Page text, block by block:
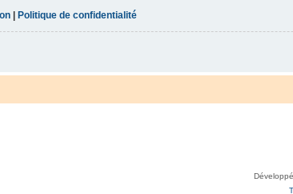
Politique de confidentialité